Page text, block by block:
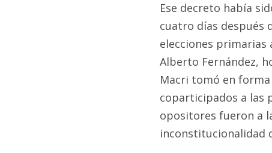
Ese decreto había
cuatro días después
elecciones primarias
Alberto Fernández,
Macri tomó en
coparticipados a las
opositores fueron a
inconstitucionalidad